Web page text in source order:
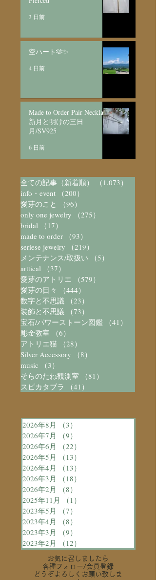
3 日前
空ハート🫶✨
4 日前
Made to Order Pair Necklace
新月と明けの三日
月/SV925
6 日前
全ての記事（新着順） （1,073）
info・event
（200）
愛芽のこと
（96）
only one jewelry
（275）
bridal
（17）
made to order
（93）
seriese jewelry
（219）
メンテナンス/取扱い
（5）
arttical
（37）
愛芽のアトリエ
（579）
愛芽の日々
（444）
数字と不思議
（23）
装飾と不思議
（73）
宝石/パワーストーン図鑑
（41）
彫金教室
（6）
アトリエ猫
（28）
Silver Accessory
（8）
music
（3）
そらのたね観測室
（81）
スピカタブラ
（41）
2026年8月 （3）
2026年7月
（9）
2026年6月
（22）
2026年5月
（13）
2026年4月
（13）
2026年3月
（18）
2026年2月
（8）
2025年11月
（1）
2023年5月
（7）
2023年4月
（8）
2023年3月
（9）
2023年2月
（12）
お気に召しましたら
各種フォロー/会員登録
どうぞよろしくお願い致しま